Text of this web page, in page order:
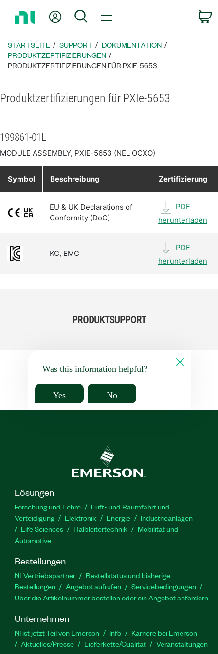
zur
Mein KontoSuche
STARTSEITE SUPPORT
DOKUMENTATION
PRODUKTZERTIFIZIERUNGEN
PRODUKTZERTIFIZIERUNGEN FÜR PXIE-5653
Produktzertifizierungen für PXIe-5653
199861-01L
MODULE ASSEMBLY, PXIE-5653 (NEL OCXO)
Symbol Beschreibung Zertifizierung
EU & UK Declarations of
Conformity (DoC)
PDF
herunterladen
KC, EMC
PDF
herunterladen
PRODUKTSUPPORT
Was this information helpful?
Yes No
Lösungen
Forschung und Lehre
Luft- und Raumfahrt und
Verteidigung
Elektronik Energie
Industrieanlagen
Life Sciences
Halbleitertechnik
Mobilität und
Automotive
Bestellungen
NI-Vertriebspartner
Bestellstatus und bisherige
Bestellungen
Angebot aufrufen
Servicebedingungen
Über die Artikelnummer bestellen oder ein Angebot anfordern
Unternehmen
NI ist jetzt Teil von Emerson Info
Karriere bei Emerson
Aktuelles/Presse
Lieferkette/Qualität Veranstaltungen